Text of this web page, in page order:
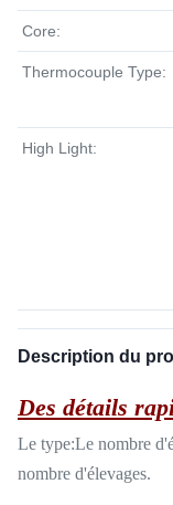
Core:
Thermocouple Type:
High Light:
Description du
Des détails
Le type:Le nombre
nombre d'élevages.